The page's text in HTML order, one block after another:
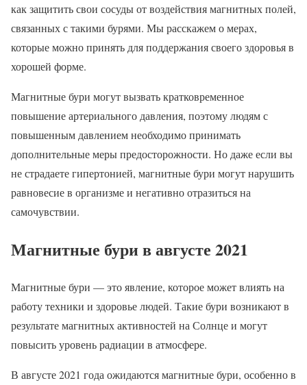
как защитить свои сосуды от воздействия магнитных полей,
связанных с такими бурями. Мы расскажем о мерах,
которые можно принять для поддержания своего здоровья в
хорошей форме.
Магнитные бури могут вызвать кратковременное
повышение артериального давления, поэтому людям с
повышенным давлением необходимо принимать
дополнительные меры предосторожности. Но даже если вы
не страдаете гипертонией, магнитные бури могут нарушить
равновесие в организме и негативно отразиться на
самочувствии.
Магнитные бури в августе 2021
Магнитные бури — это явление, которое может влиять на
работу техники и здоровье людей. Такие бури возникают в
результате магнитных активностей на Солнце и могут
повысить уровень радиации в атмосфере.
В августе 2021 года ожидаются магнитные бури, особенно в